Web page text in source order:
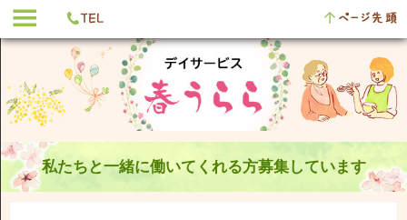
私たちと一緒に働いてくれる方募集しています